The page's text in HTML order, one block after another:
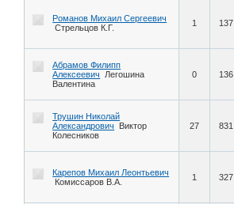
Романов Михаил Сергеевич
Стрельцов К.Г.
1 137
Абрамов Филипп
Алексеевич
Легошина
Валентина
0 136
Трушин Николай
Александрович
Виктор
Колесников
27 831
Карепов Михаил Леонтьевич
Комиссаров В.А.
1 327